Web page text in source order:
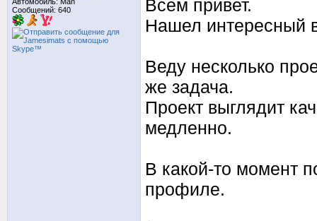
Сообщений: 640
Всем привет.
Нашел интересный
Веду несколько
же задача.
Проект выглядит
медленно.
В какой-то момент
профиле.